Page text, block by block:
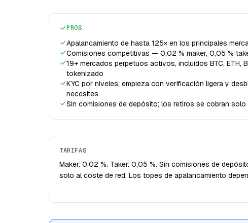
PROS
Apalancamiento de hasta 125× en los principales
Comisiones competitivas — 0,02 % maker, 0,05 %
19+ mercados perpetuos activos, incluidos BTC, ETH,
tokenizado
KYC por niveles: empieza con verificación ligera y
necesites
Sin comisiones de depósito; los retiros se cobran solo
TARIFAS
Maker: 0,02 %. Taker: 0,05 %. Sin comisiones de
solo al coste de red. Los topes de apalancamiento